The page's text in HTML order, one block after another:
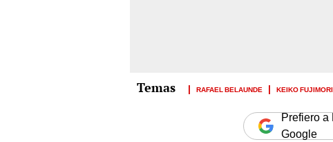
RAFAEL BELAUNDE KEIKO FUJIMORI
Prefiero a
Google